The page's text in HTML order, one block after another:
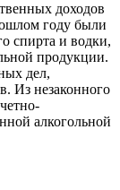
доходов
году были
спирта и водки,
продукции.
дел,
Из незаконного
алкогольной